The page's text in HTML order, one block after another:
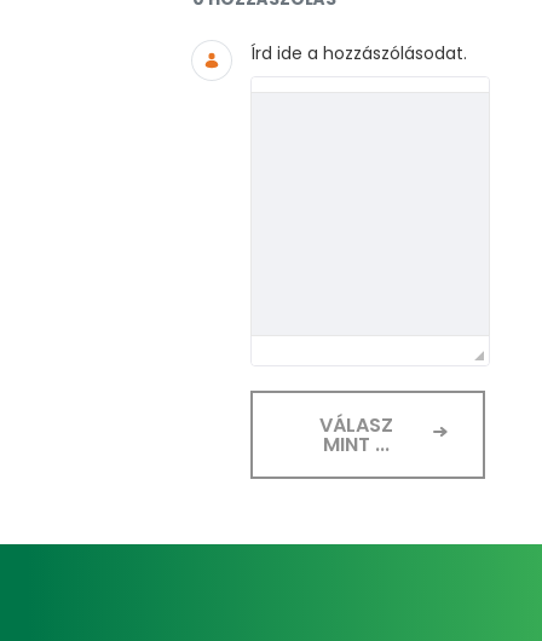
Írd ide a hozzászólásodat.
VÁLASZ
MINT ...